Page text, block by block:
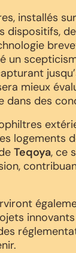
installés
dispositifs,
un
mieux
dans des
logements
Teqoya, ce